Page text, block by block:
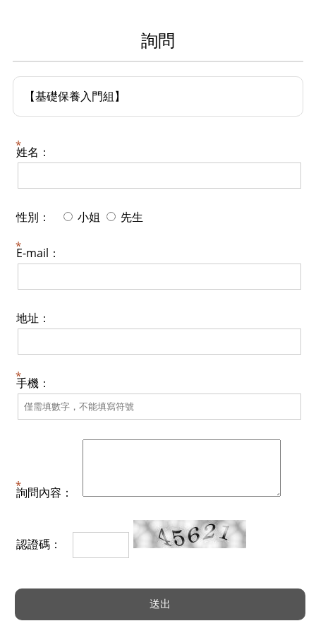
詢問
【基礎保養入門組】
姓名：
性別： 小姐 先生
E-mail：
地址：
手機：
詢問內容：
認證碼：